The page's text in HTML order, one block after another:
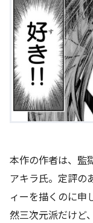
本作の作者は、監
アキラ氏。定評の
ィーを描くのに申
然三次元派だけど